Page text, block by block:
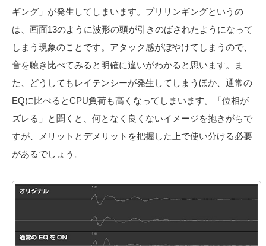
ギング」が発生してしまいます。プリリンギングというの
は、画面13のように波形の頭が引きのばされたようになって
しまう現象のことです。アタック感がぼやけてしまうので、
音を聴き比べてみると明確に違いがわかると思います。ま
た、どうしてもレイテンシーが発生してしまうほか、通常の
EQに比べるとCPU負荷も高くなってしまいます。「位相が
ズレる」と聞くと、何となく良くないイメージを抱きがちで
すが、メリットとデメリットを把握した上で使い分ける必要
があるでしょう。